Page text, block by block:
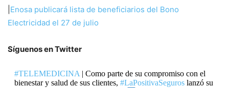
Enosa publicará lista de beneficiarios del Bono
Electricidad el 27 de julio
Síguenos en Twitter
#TELEMEDICINA | Como parte de su compromiso con el
bienestar y salud de sus clientes, #LaPositivaSeguroslanzó su